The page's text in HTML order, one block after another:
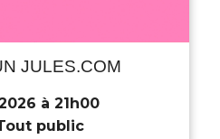
JULES.COM
à 21h00
public